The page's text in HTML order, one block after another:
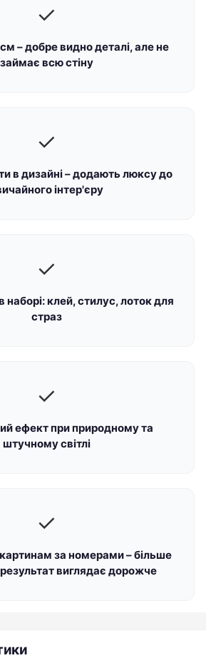
✓
– добре видно деталі, але не
займає всю стіну
✓
в дизайні – додають люксу до
інтер'єру
✓
наборі: клей, стилус, лоток для
страз
✓
ефект при природному та
штучному світлі
✓
за номерами – більше
результат виглядає дорожче